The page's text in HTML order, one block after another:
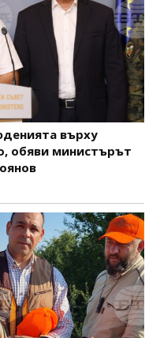
върху
обяви министърът